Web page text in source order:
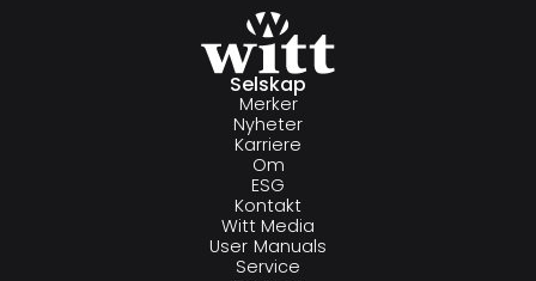
Selskap
Merker
Nyheter
Karriere
Om
ESG
Kontakt
Witt Media
User Manuals
Service